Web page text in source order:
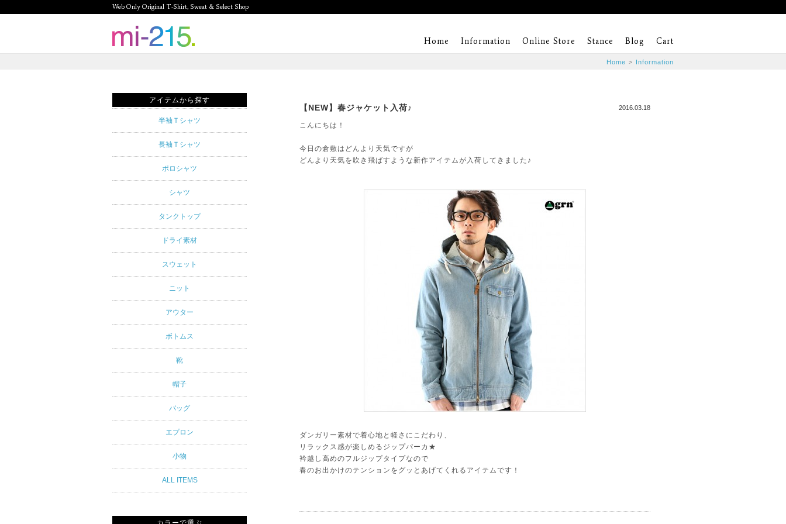
Web Only Original T-Shirt, Sweat & Select Shop
mi-215.
Original T-
Sweat &
Shop mi-
215. Tシャ
ツを中心と
したカジュ
アルスタイ
ルブランド
専門通販
Home Information Online Store Stance Blog Cart
Home > Information
2016.03.18
【NEW】春ジャケット入荷♪
こんにちは！
今日の倉敷はどんより天気ですが
どんより天気を吹き飛ばすような新作アイテムが入荷してきました♪
ダンガリー素材で着心地と軽さにこだわり、
リラックス感が楽しめるジップパーカ★
衿越し高めのフルジップタイプなので
春のお出かけのテンションをグッとあげてくれるアイテムです！
アイテムから探す
半袖Ｔシャツ
長袖Ｔシャツ
ポロシャツ
シャツ
タンクトップ
ドライ素材
スウェット
ニット
アウター
ボトムス
靴
帽子
バッグ
エプロン
小物
ALL ITEMS